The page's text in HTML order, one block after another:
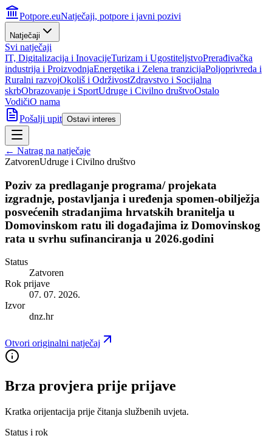
Potpore.euNatječaji, potpore i javni pozivi
Natječaji
Svi natječaji
IT, Digitalizacija i InovacijeTurizam i UgostiteljstvoPrerađivačka
industrija i ProizvodnjaEnergetika i Zelena tranzicijaPoljoprivreda i
Ruralni razvojOkoliš i OdrživostZdravstvo i Socijalna
skrbObrazovanje i SportUdruge i Civilno društvoOstalo
VodičiO nama
Pošalji upit Ostavi interes
← Natrag na natječaje
ZatvorenUdruge i Civilno društvo
Poziv za predlaganje programa/ projekata
izgradnje, postavljanja i uređenja spomen-obilježja
posvećenih stradanjima hrvatskih branitelja u
Domovinskom ratu ili događajima iz Domovinskog
rata u svrhu sufinanciranja u 2026.godini
Status
Zatvoren
Rok prijave
07. 07. 2026.
Izvor
dnz.hr
Otvori originalni natječaj
Brza provjera prije prijave
Kratka orijentacija prije čitanja službenih uvjeta.
Status i rok